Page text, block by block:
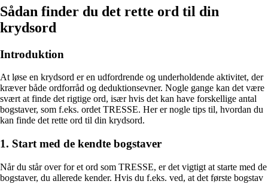
Sådan finder du det rette ord til din
krydsord
Introduktion
At løse en krydsord er en udfordrende og underholdende aktivitet, der
kræver både ordforråd og deduktionsevner. Nogle gange kan det være
svært at finde det rigtige ord, især hvis det kan have forskellige antal
bogstaver, som f.eks. ordet TRESSE. Her er nogle tips til, hvordan du
kan finde det rette ord til din krydsord.
1. Start med de kendte bogstaver
Når du står over for et ord som TRESSE, er det vigtigt at starte med de
bogstaver, du allerede kender. Hvis du f.eks. ved, at det første bogstav